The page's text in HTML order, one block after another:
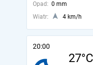
Opad: 0 mm
Wiatr:
4 km/h
20:00
27°C